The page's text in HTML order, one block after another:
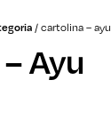
/cartolina – ayu
Ayu